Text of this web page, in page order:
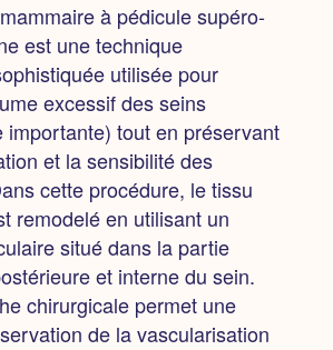
à pédicule supéro-
est une technique
utilisée pour
excessif des seins
importante) tout en préservant
et la sensibilité des
cette procédure, le tissu
remodelé en utilisant un
situé dans la partie
et interne du sein.
chirurgicale permet une
de la vascularisation